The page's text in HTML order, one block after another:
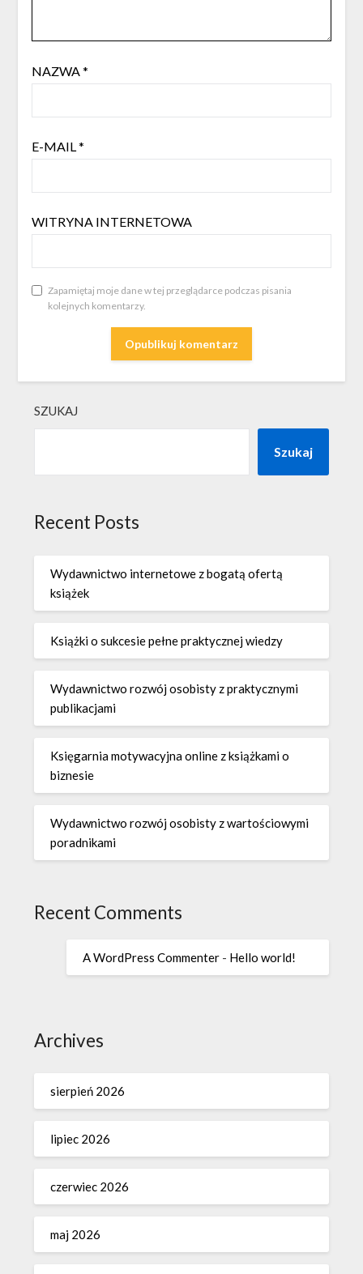
NAZWA*
E-MAIL*
WITRYNA INTERNETOWA
Zapamiętaj moje dane w tej przeglądarce podczas pisania
kolejnych komentarzy.
SZUKAJ
Szukaj
Recent Posts
Wydawnictwo internetowe z bogatą ofertą
książek
Książki o sukcesie pełne praktycznej wiedzy
Wydawnictwo rozwój osobisty z praktycznymi
publikacjami
Księgarnia motywacyjna online z książkami o
biznesie
Wydawnictwo rozwój osobisty z wartościowymi
poradnikami
Recent Comments
A WordPress Commenter - Hello world!
Archives
sierpień 2026
lipiec 2026
czerwiec 2026
maj 2026